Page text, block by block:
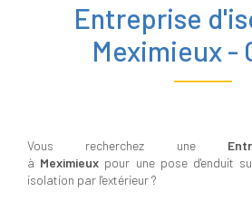
Entreprise
Meximieux -
Vous recherchez une
à Meximieux pour une pose d'enduit
isolation par l'extérieur ?